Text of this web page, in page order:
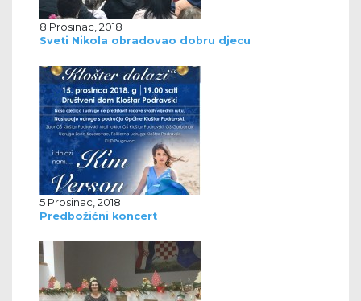
8 Prosinac, 2018
Sveti Nikola obradovao dobru djecu
5 Prosinac, 2018
Predbožićni koncert